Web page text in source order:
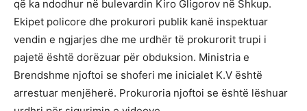
që ka ndodhur në bulevardin Kiro Gligorov në Shkup.
Ekipet policore dhe prokurori publik kanë inspektuar
vendin e ngjarjes dhe me urdhër të prokurorit trupi i
pajetë është dorëzuar për obduksion. Ministria e
Brendshme njoftoi se shoferi me inicialet K.V është
arrestuar menjëherë. Prokuroria njoftoi se është lëshuar